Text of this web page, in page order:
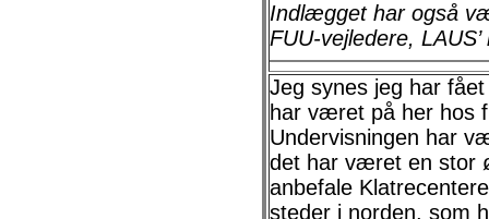
Indlægget har også
FUU-vejledere,
Jeg synes jeg har
har været på her hos
Undervisningen har
det har været en stor
anbefale
steder i norden, som